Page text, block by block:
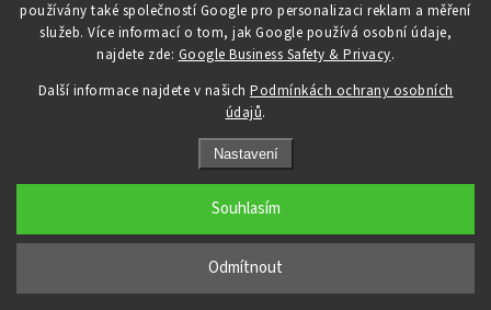
používány také společností Google pro personalizaci reklam a měření
služeb. Více informací o tom, jak Google používá osobní údaje,
najdete zde: Google Business Safety & Privacy.
Další informace najdete v našich Podmínkách ochrany osobních
údajů.
Nastavení
Odmítnout
Souhlasím